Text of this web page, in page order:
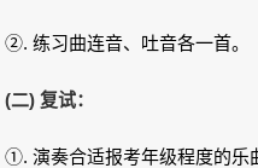
习曲连音、吐音各一首。
(二) 复试：
奏合适报考年级程度的乐曲